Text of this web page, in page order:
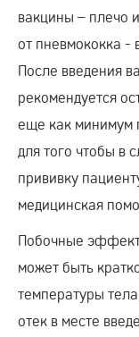
вакцины – плечо
от пневмококка -
После введения
рекомендуется
еще как минимум
для того чтобы в
прививку
медицинская
Побочные
может быть
температуры
отек в месте